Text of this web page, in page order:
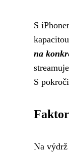
S
na
S
Na